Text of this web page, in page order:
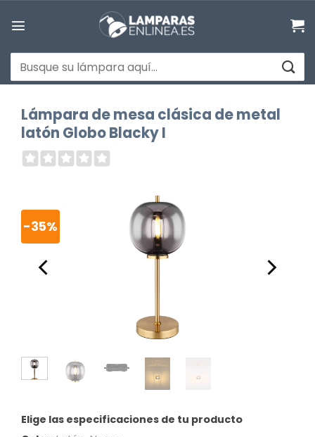
Buscar
por:
Lámpara de mesa clásica de metal
latón Globo Blacky I
-35%
Elige las especificaciones de tu producto